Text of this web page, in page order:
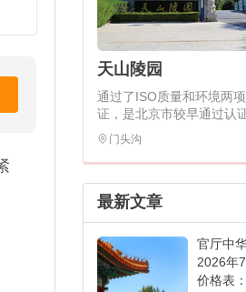
天山陵园
通过了ISO质量和环境两
证，是北京市较早通过认
门头沟
最新文章
官厅中
2026年
价格表